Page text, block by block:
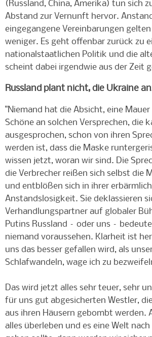
(Russland, China, Amerika) tun sich
Abstand zur Vernunft hervor.
eingegangene Vereinbarungen
weniger. Es geht offenbar zurück zu
nationalstaatlichen Politik und die
scheint dabei irgendwie aus der Zeit
Russland plant nicht, die Ukraine
"Niemand hat die Absicht, eine
Schöne an solchen Versprechen, die
ausgesprochen, schon von ihren
werden ist, dass die Maske
wissen jetzt, woran wir sind. Die
die Verbrecher reißen sich selbst die
und entblößen sich in ihrer
Anstandslosigkeit. Sie deklassieren
Verhandlungspartner auf globaler
Putins Russland – oder uns –
niemand voraussehen. Klarheit ist
uns das besser gefallen wird, als
Schlafwandeln, wage ich zu
Das wird jetzt alles sehr teuer, sehr
für uns gut abgesicherten Westler,
aus ihren Häusern gebombt werden.
alles überleben und es eine Welt